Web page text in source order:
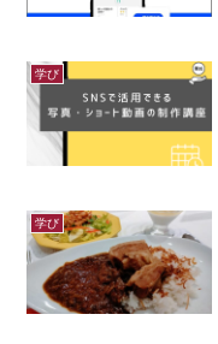
学び
学び